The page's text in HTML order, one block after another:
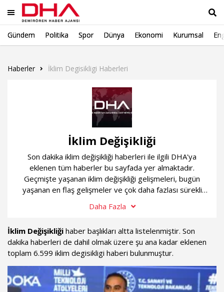
Gündem Politika Spor Dünya Ekonomi Kurumsal
Haberler İklim Degisikligi Haberleri
İklim Değişikliği
Son dakika iklim değişikliği haberleri ile ilgili DHA'ya
eklenen tüm haberler bu sayfada yer almaktadır.
Geçmişte yaşanan iklim değişikliği gelişmeleri, bugün
yaşanan en flaş gelişmeler ve çok daha fazlası sürekli
Daha Fazla
İklim Değişikliği haber başlıkları altta listelenmiştir. Son
dakika haberleri de dahil olmak üzere şu ana kadar eklenen
toplam 6.599 iklim degisikligi haberi bulunmuştur.